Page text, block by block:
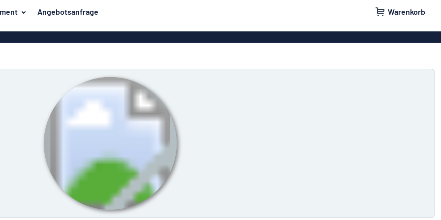
Angebotsanfrage Warenkorb
PVC-Schilder
Massives PET
Klebebuchstaben
Aluminiumschilder im
Emaillestil
Eloxierte
Aluminiumschilder
Aluminiumverbund-
Schilder
Hausschilder Türschilder